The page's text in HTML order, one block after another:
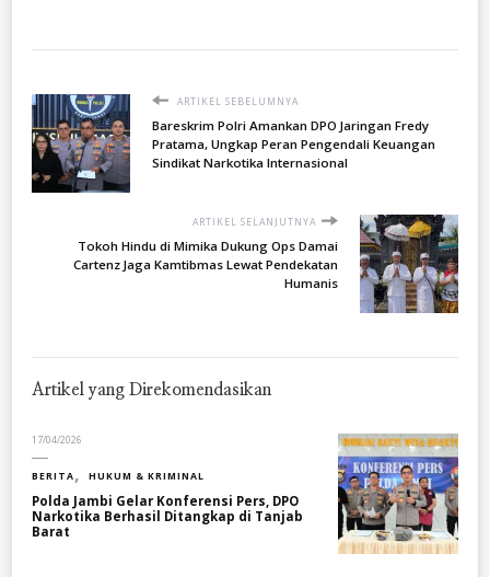
ARTIKEL SEBELUMNYA
Bareskrim Polri Amankan DPO Jaringan Fredy
Pratama, Ungkap Peran Pengendali Keuangan
Sindikat Narkotika Internasional
ARTIKEL SELANJUTNYA
Tokoh Hindu di Mimika Dukung Ops Damai
Cartenz Jaga Kamtibmas Lewat Pendekatan
Humanis
Artikel yang Direkomendasikan
17/04/2026
BERITA HUKUM & KRIMINAL
Polda Jambi Gelar Konferensi Pers, DPO
Narkotika Berhasil Ditangkap di Tanjab
Barat